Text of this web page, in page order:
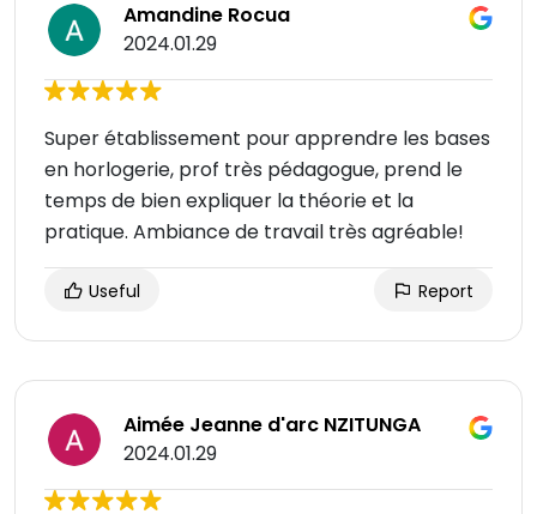
Amandine Rocua
2024.01.29
Super établissement pour apprendre les bases
en horlogerie, prof très pédagogue, prend le
temps de bien expliquer la théorie et la
pratique. Ambiance de travail très agréable!
Useful Report
Aimée Jeanne d'arc NZITUNGA
2024.01.29